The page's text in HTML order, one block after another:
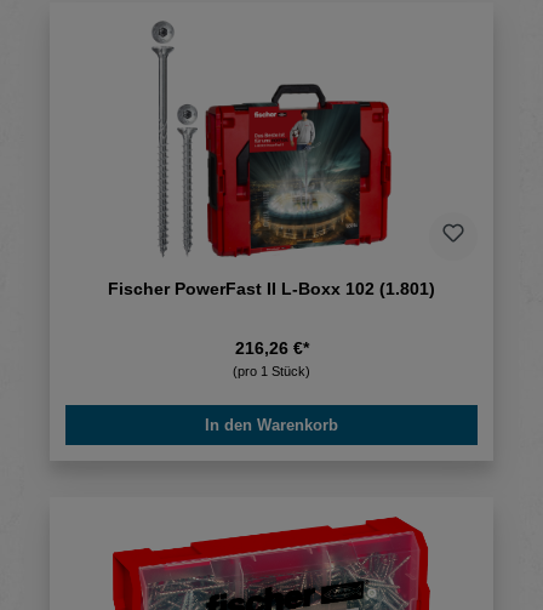
Fischer PowerFast II L-Boxx 102 (1.801)
216,26 €*
(pro 1 Stück)
In den Warenkorb